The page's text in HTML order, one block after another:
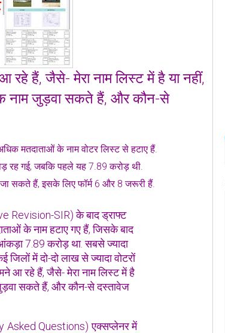
रहे हैं, जैसे- मेरा नाम लिस्ट में है या नहीं,
नाम जुड़वा सकते हैं, और कौन-से
मतदाताओं के नाम वोटर लिस्ट से हटाए हैं.
रह गई, जबकि पहले यह 7.89 करोड़ थी.
सकते हैं, इसके लिए फॉर्म 6 और 8 जरूरी हैं.
Revision-SIR) के बाद ड्राफ्ट
के नाम हटाए गए हैं, जिसके बाद
7.89 करोड़ था. सबसे ज्यादा
में दो-दो लाख से ज्यादा वोटरों
आ रहे हैं, जैसे- मेरा नाम लिस्ट में है
सकते हैं, और कौन-से दस्तावेज
Asked Questions) एक्‍सप्‍लेनर में